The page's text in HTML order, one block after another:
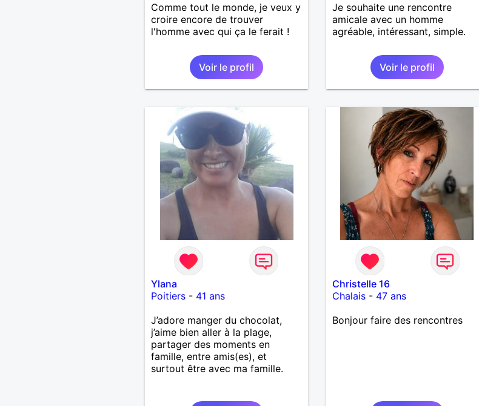
Comme tout le monde, je veux y
croire encore de trouver
l'homme avec qui ça le ferait !
Voir le profil
Je souhaite une rencontre
amicale avec un homme
agréable, intéressant, simple.
Voir le profil
Ylana
Poitiers- 41 ans
J’adore manger du chocolat,
j’aime bien aller à la plage,
partager des moments en
famille, entre amis(es), et
surtout être avec ma famille.
Christelle 16
Chalais- 47 ans
Bonjour faire des rencontres